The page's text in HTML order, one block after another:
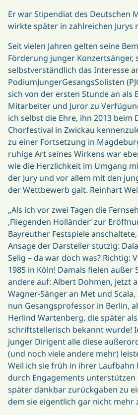
Er war Stipendiat des Deutschen
wirkte später in zahlreichen Jurys
Seit vielen Jahren gelten seine
Förderung junger Konzertsänger,
selbstverständlich das Interesse
PodiumJungerGesangsSolisten
sich von der ersten Stunde an als
Mitarbeiter und Juror zu
ich selbst die Ehre, ihn 2013 beim
Chorfestival in Zwickau
zu einer Fortsetzung in
ruhige Art seines Wirkens war
wie die Herzlichkeit im Umgang
der Jury und vor allem mit den
der Wettbewerb galt. Reinhart
„Als ich vor zwei Tagen die
,Fliegenden Holländer‘ zur
Bayreuther Festspiele
Ansage der Darsteller stutzig:
Selig – da war doch was? Richtig:
1985 in Köln! Damals fielen außer
andere auf: Albert Dohmen, jetzt
Wagner-Sänger an Met und
nun Gesangsprofessor in Berlin,
Herlind Wartenberg, die später
schriftstellerisch bekannt wurde!
junger Dirigent alle diese
(und noch viele andere mehr)
Weil ich sie früh in ihrer
durch Engagements unterstützen
später dankbar zurückgaben zu
dem sie eigentlich gar nicht mehr